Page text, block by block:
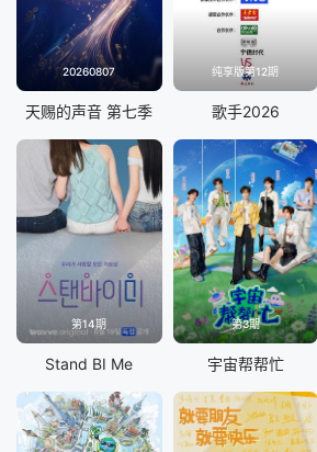
20260807
天赐的声音 第七季
纯享版第12期
歌手2026
第14期
Stand BI Me
第3期
宇宙帮帮忙